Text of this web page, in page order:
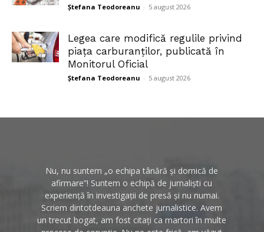
Ștefana Teodoreanu - 5 august 2026
Legea care modifică regulile privind
piața carburanților, publicată în
Monitorul Oficial
Ștefana Teodoreanu - 5 august 2026
Nu, nu suntem „o echipa tânără și dornică de
afirmare”! Suntem o echipă de jurnaliști cu
experiență în investigații de presă și nu numai.
Scriem dintotdeauna anchete jurnalistice. Avem
un trecut bogat, am fost citați ca martori în multe